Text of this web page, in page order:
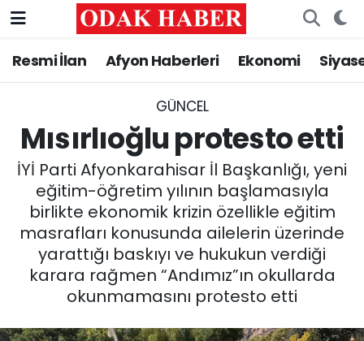
Resmi İlan Afyon Haberleri Ekonomi
GÜNCEL
Mısırlıoğlu protesto etti
İYİ Parti Afyonkarahisar İl Başkanlığı, yeni
eğitim-öğretim yılının başlamasıyla
birlikte ekonomik krizin özellikle eğitim
masrafları konusunda ailelerin üzerinde
yarattığı baskıyı ve hukukun verdiği
karara rağmen “Andımız”ın okullarda
okunmamasını protesto etti
AFYONKARAHİSAR HABERLERİ
ASAYİŞ
GÜNCEL
SİYASET
EĞİTİM
Nöbetçi Eczaneler
Trafik Durumu
Süper Lig Puan Durumu ve Fikstür
Tüm Manşetler
Son Dakika Haberleri